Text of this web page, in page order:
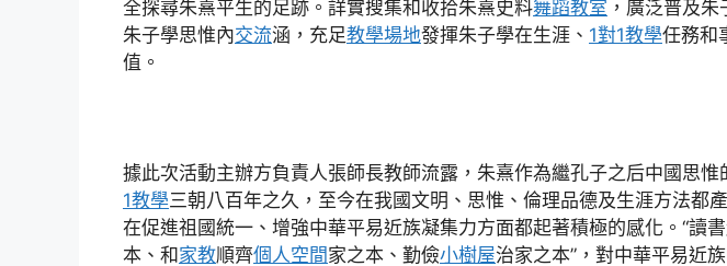
全探尋朱熹平生的足跡。詳實搜集和收拾朱熹史料舞蹈教室 ，廣泛普及
朱子學思惟內交流涵，充足教學場地發揮朱子學在生涯、 1對1教學任務和
值。
據此次活動主辦方負責人張師長教師流露，朱熹作為繼孔子之后中國思
1教學三朝八百年之久，至今在我國文明、思惟、倫理品德及生涯方法都
在促進祖國統一、增強中華平易近族凝集力方面都起著積極的感化。“讀
本、和家教順齊個人空間家之本、勤儉小樹屋治家之本”，對中華平易近